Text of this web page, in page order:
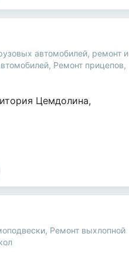
автомобилей, ремонт и
, Ремонт прицепов,
Цемдолина,
, Ремонт выхлопной